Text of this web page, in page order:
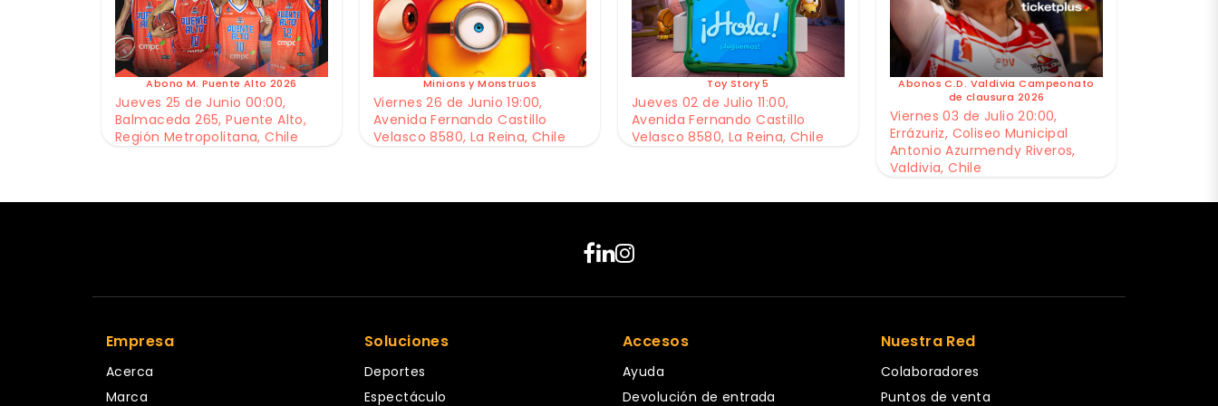
Abono M. Puente Alto 2026
Jueves 25 de Junio 00:00,
Balmaceda 265, Puente Alto,
Región Metropolitana, Chile
Minions y Monstruos
Viernes 26 de Junio 19:00,
Avenida Fernando Castillo
Velasco 8580, La Reina, Chile
Toy Story 5
Jueves 02 de Julio 11:00,
Avenida Fernando Castillo
Velasco 8580, La Reina, Chile
Abonos C.D. Valdivia Campeonato
de clausura 2026
Viernes 03 de Julio 20:00,
Errázuriz, Coliseo Municipal
Antonio Azurmendy Riveros,
Valdivia, Chile
Empresa
Acerca
Marca
Soluciones
Deportes
Espectáculo
Accesos
Ayuda
Devolución de entrada
Nuestra Red
Colaboradores
Puntos de venta